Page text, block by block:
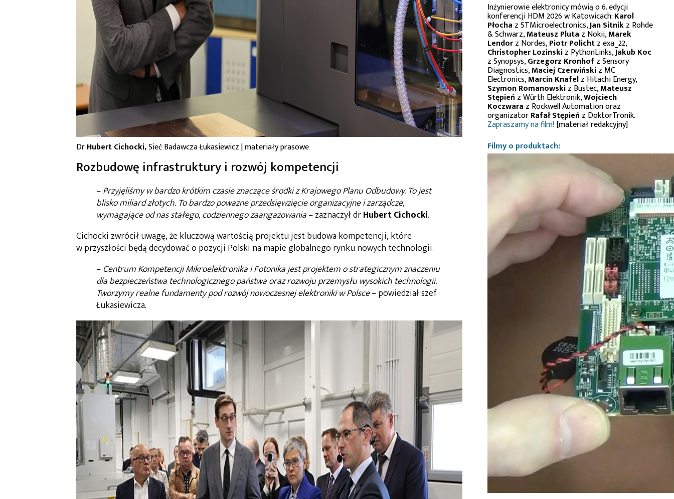
DrHubertCichocki,Sieć Badawcza Łukasiewicz | materiały prasowe
Rozbudowę infrastruktury i rozwój kompetencji
–Przyjęliśmy w bardzo krótkim czasie znaczące środki z Krajowego Planu Odbudowy. To jest
blisko miliard złotych. To bardzo poważne przedsięwzięcie organizacyjne i zarządcze,
wymagające od nas stałego, codziennego zaangażowania– zaznaczył drHubertCichocki.
Cichocki zwrócił uwagę, że kluczową wartością projektu jest budowa kompetencji, które
w przyszłości będą decydować o pozycji Polski na mapie globalnego rynku nowych technologii.
– Centrum Kompetencji Mikroelektronika i Fotonika jest projektem o strategicznym znaczeniu
dla bezpieczeństwa technologicznego państwa oraz rozwoju przemysłu wysokich technologii.
Tworzymy realne fundamenty pod rozwój nowoczesnej elektroniki w Polsce– powiedział szef
Łukasiewicza.
Inżynierowie elektronicy mówią o 6. edycji
konferencji HDM 2026 w Katowicach:Karol
Płocha z STMicroelectronics,Jan Sitnikz Rohde
& Schwarz,Mateusz Pluta z Nokii,Marek
Lendorz Nordes,Piotr Polichtz exa_22,
Christopher Lozinskiz PythonLinks,Jakub Koc
z Synopsys,Grzegorz Kronhofz Sensory
Diagnostics,Maciej Czerwińskiz MC
Electronics,Marcin Knafelz Hitachi Energy,
Szymon Romanowskiz Bustec,Mateusz
Stępień z Würth Elektronik,Wojciech
Koczwara z Rockwell Automation oraz
organizatorRafał Stępień z DoktorTronik.
Zapraszamy na film![materiał redakcyjny]
Filmy o produktach: